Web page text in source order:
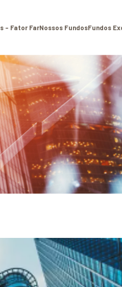
– Fator FarNossos FundosFundos